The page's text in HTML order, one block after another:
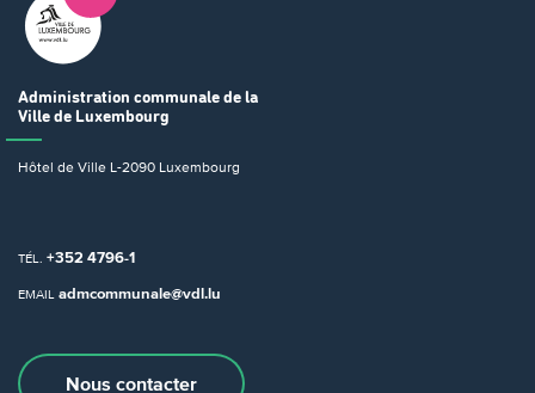
Administration communale de la
Ville de Luxembourg
Hôtel de Ville L-2090 Luxembourg
TÉL. +352 4796-1
EMAIL admcommunale@vdl.lu
Nous contacter